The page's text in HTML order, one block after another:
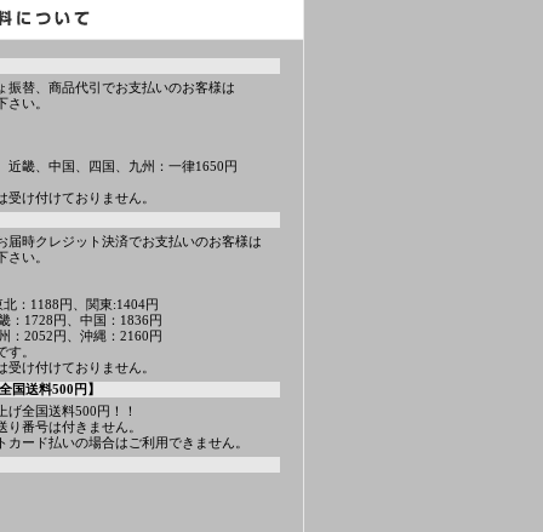
振替、商品代引でお支払いのお客様は
さい。
近畿、中国、四国、九州：一律1650円
け付けておりません。
届時クレジット決済でお支払いのお客様は
さい。
：1188円、関東:1404円
：1728円、中国：1836円
：2052円、沖縄：2160円
。
け付けておりません。
送料500円】
げ全国送料500円！！
番号は付きません。
ード払いの場合はご利用できません。